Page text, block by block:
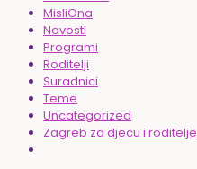
MisliOna
Novosti
Programi
Roditelji
Suradnici
Teme
Uncategorized
Zagreb za djecu i roditelje